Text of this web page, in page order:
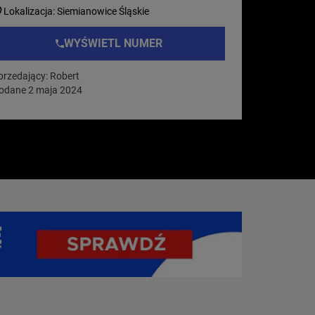
Lokalizacja: Siemianowice Śląskie
WYŚWIETL NUMER
Robert
2 maja 2024